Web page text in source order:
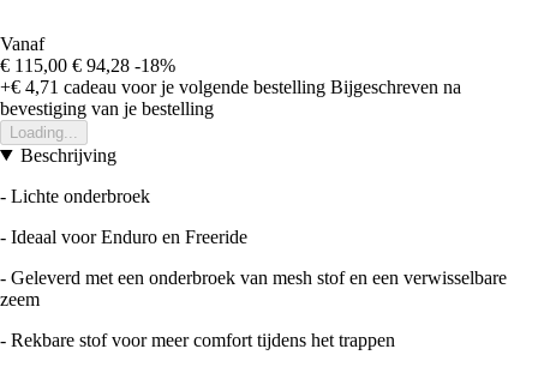
Vanaf
€ 115,00 € 94,28 -18%
+€ 4,71 cadeau voor je volgende bestelling Bijgeschreven na
bevestiging van je bestelling
Loading...
Beschrijving
- Lichte onderbroek
- Ideaal voor Enduro en Freeride
- Geleverd met een onderbroek van mesh stof en een verwisselbare
zeem
- Rekbare stof voor meer comfort tijdens het trappen